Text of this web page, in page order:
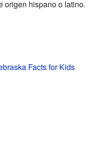
origen hispano o latino.
Facts for Kids